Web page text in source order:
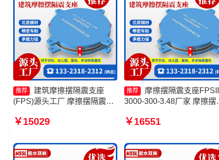
推荐
建筑摩擦摆隔震支座
(FPS)源头工厂 摩擦摆隔震支
工厂 摩擦摆式橡胶隔震支座源
5000-350-3.81源头工厂
￥15029
推荐
摩擦摆隔震支座
3000-300-3.48厂家 摩擦摆
座FPSII-7000-350-3.81 摩
￥16551